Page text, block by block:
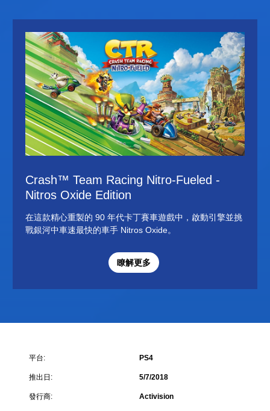
Crash™ Team Racing Nitro-Fueled -
Nitros Oxide Edition
在這款精心重製的 90 年代卡丁賽車遊戲中，啟動引擎並挑
戰銀河中車速最快的車手 Nitros Oxide。
瞭解更多
平台: PS4
推出日: 5/7/2018
發行商: Activision